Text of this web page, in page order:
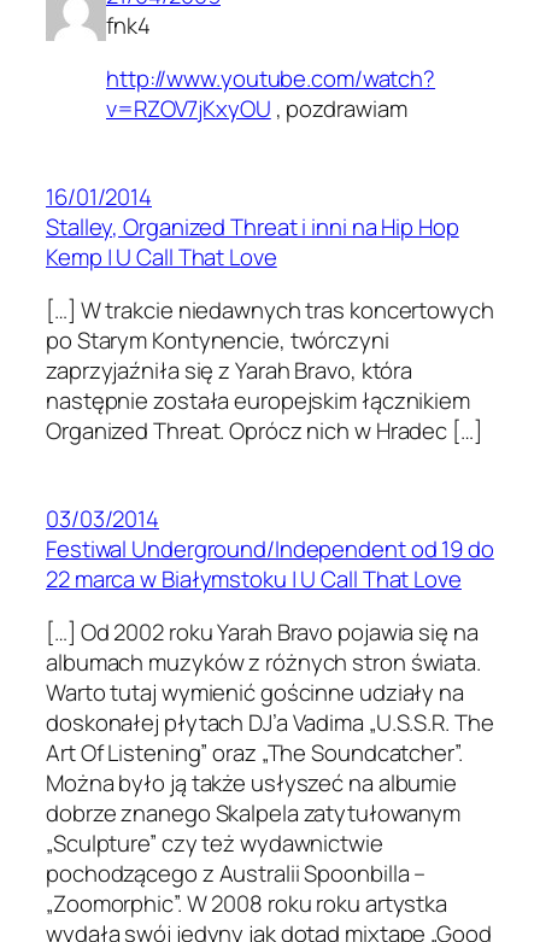
fnk4
http://www.youtube.com/watch?
v=RZOV7jKxyOU , pozdrawiam
16/01/2014
Stalley, Organized Threat i inni na Hip Hop
Kemp | U Call That Love
[…] W trakcie niedawnych tras koncertowych
po Starym Kontynencie, twórczyni
zaprzyjaźniła się z Yarah Bravo, która
następnie została europejskim łącznikiem
Organized Threat. Oprócz nich w Hradec […]
03/03/2014
Festiwal Underground/Independent od 19 do
22 marca w Białymstoku | U Call That Love
[…] Od 2002 roku Yarah Bravo pojawia się na
albumach muzyków z różnych stron świata.
Warto tutaj wymienić gościnne udziały na
doskonałej płytach DJ’a Vadima „U.S.S.R. The
Art Of Listening” oraz „The Soundcatcher”.
Można było ją także usłyszeć na albumie
dobrze znanego Skalpela zatytułowanym
„Sculpture” czy też wydawnictwie
pochodzącego z Australii Spoonbilla –
„Zoomorphic”. W 2008 roku roku artystka
wydała swój jedyny jak dotąd mixtape „Good